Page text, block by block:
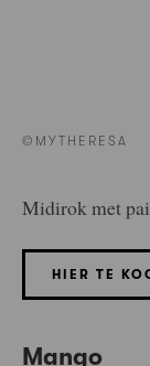
©MYTHERESA
Midirok met
HIER TE
Mango